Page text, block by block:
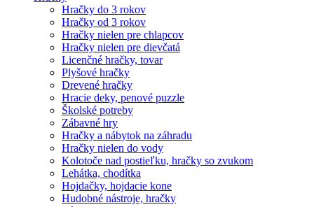
Hračky do 3 rokov
Hračky od 3 rokov
Hračky nielen pre chlapcov
Hračky nielen pre dievčatá
Licenčné hračky, tovar
Plyšové hračky
Drevené hračky
Hracie deky, penové puzzle
Školské potreby
Zábavné hry
Hračky a nábytok na záhradu
Hračky nielen do vody
Kolotoče nad postieľku, hračky so zvukom
Lehátka, chodítka
Hojdačky, hojdacie kone
Hudobné nástroje, hračky